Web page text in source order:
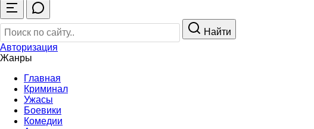
Найти
Авторизация
Жанры
Главная
Криминал
Ужасы
Боевики
Комедии